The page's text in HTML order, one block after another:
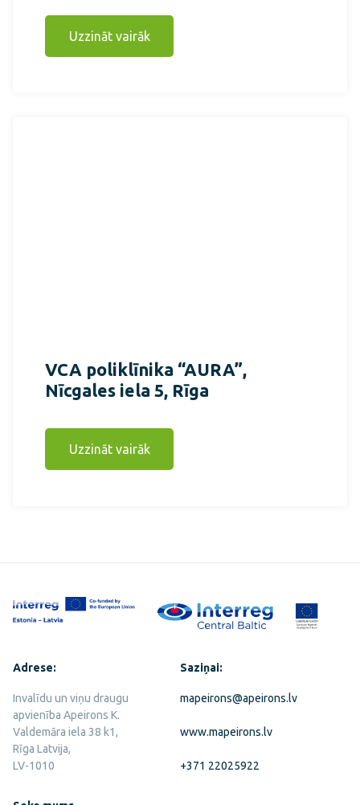
Uzzināt vairāk
VCA poliklīnika “AURA”,
Nīcgales iela 5, Rīga
Uzzināt vairāk
Adrese:
Invalīdu un viņu draugu
apvienība Apeirons K.
Valdemāra iela 38 k1,
Rīga Latvija,
LV-1010
Saziņai:
mapeirons@apeirons.lv
www.mapeirons.lv
+371 22025922